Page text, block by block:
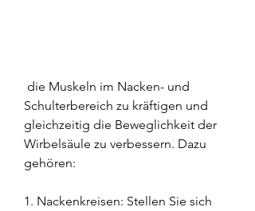
Schulterbereich zu kräftigen und
gleichzeitig die Beweglichkeit der
Wirbelsäule zu verbessern. Dazu
gehören:
1. Nackenkreisen: Stellen Sie sich